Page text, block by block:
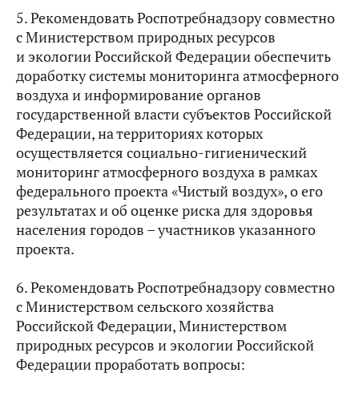
5. Рекомендовать Роспотребнадзору совместно
с Министерством природных ресурсов
и экологии Российской Федерации обеспечить
доработку системы мониторинга атмосферного
воздуха и информирование органов
государственной власти субъектов Российской
Федерации, на территориях которых
осуществляется социально-гигиенический
мониторинг атмосферного воздуха в рамках
федерального проекта «Чистый воздух», о его
результатах и об оценке риска для здоровья
населения городов – участников указанного
проекта.
6. Рекомендовать Роспотребнадзору совместно
с Министерством сельского хозяйства
Российской Федерации, Министерством
природных ресурсов и экологии Российской
Федерации проработать вопросы: